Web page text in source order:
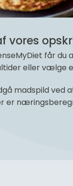
vores
får du
eller vælge
madspild
er